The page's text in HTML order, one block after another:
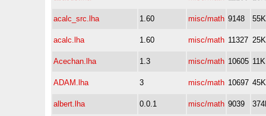
acalc_src.lha 1.60 misc/math 9148 55K
acalc.lha 1.60 misc/math 11327 25K
Acechan.lha 1.3 misc/math 10605 11K
ADAM.lha 3 misc/math 10697 45K
albert.lha 0.0.1 misc/math 9039